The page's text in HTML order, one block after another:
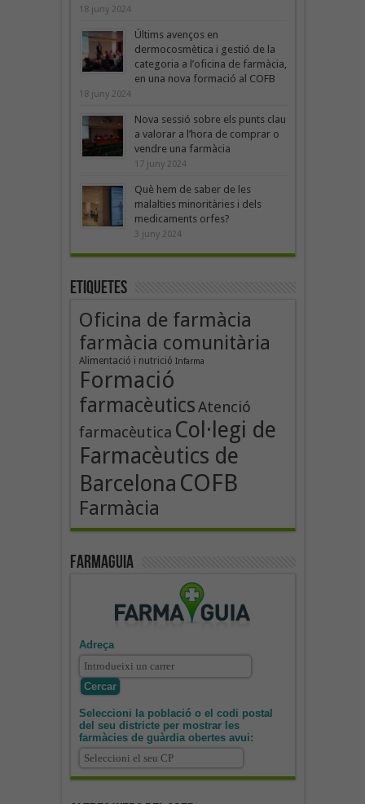
18 juny 2024
Últims avenços en
dermocosmètica i gestió de la
categoria a l’oficina de farmàcia,
en una nova formació al COFB
18 juny 2024
Nova sessió sobre els punts clau
a valorar a l’hora de comprar o
vendre una farmàcia
17 juny 2024
Què hem de saber de les
malalties minoritàries i dels
medicaments orfes?
3 juny 2024
Etiquetes
Oficina de farmàcia
farmàcia comunitària
Alimentació i nutrició Infarma
Formació
farmacèuticsAtenció
farmacèutica Col·legi de
Farmacèutics de
Barcelona COFB
Farmàcia
Farmaguia
Adreça
Seleccioni la població o el codi postal
del seu districte per mostrar les
farmàcies de guàrdia obertes avui: